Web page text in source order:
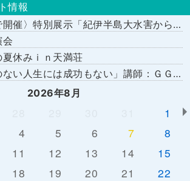
情報
別展示「紀伊半島大水害から１５年－あの日を忘れない－」
会
休みｉｎ天満荘
人生には成功もない」講師：ＧＧ佐藤さん
2026年8月
1
4 5 6 7
8
11 12 13 14
15
18 19 20 21
22